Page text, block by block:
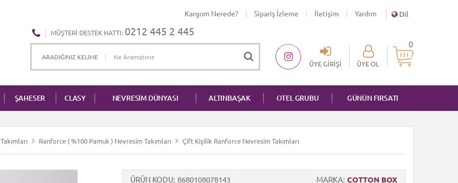
Kargom Nerede? Sipariş İzleme İletişim Yardım Dil
0
ÜYE GIRIŞI ÜYE OL
MÜŞTERI DESTEK HATTI: 0212 445 2 445
ŞAHESER CLASY NEVRESİM DÜNYASI ALTINBAŞAK OTEL GRUBU GÜNÜN FIRSATI
Ranforce ( %100 Pamuk ) Nevresim Takımları Çift Kişilik Ranforce Nevresim Takımları
ÜRÜN KODU 8680108078143 MARKA COTTON BOX